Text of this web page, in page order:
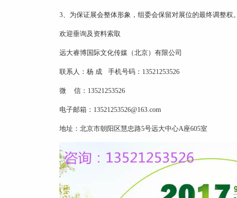
3、为保证展会整体形象，组委会保留对展位的最终调整权。
欢迎垂询及资料索取
远大睿博国际文化传媒（北京）有限公司
联系人：杨 成 手机号码：13521253526
微 信：13521253526
电子邮箱：13521253526@163.com
地址：北京市朝阳区慧忠路5号远大中心A座605室